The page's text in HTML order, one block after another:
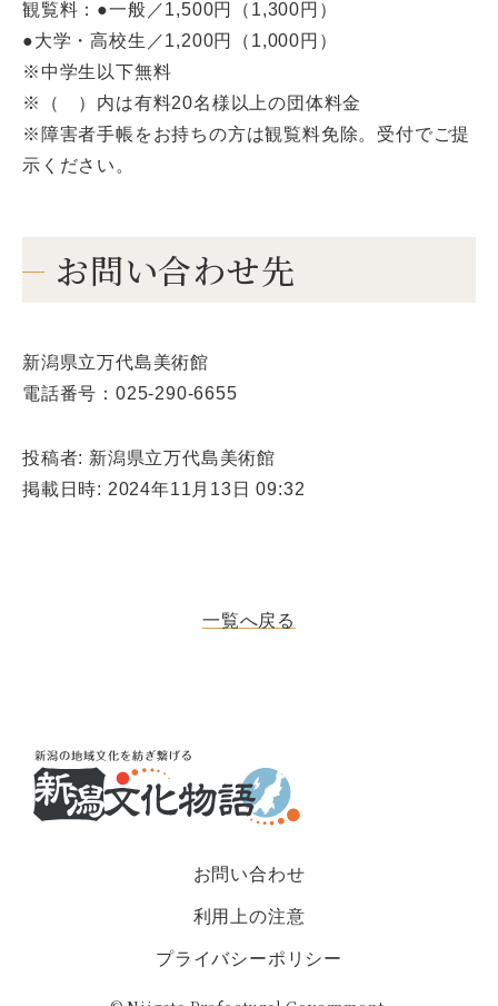
観覧料：●一般／1,500円（1,300円）
●大学・高校生／1,200円（1,000円）
※中学生以下無料
※（ ）内は有料20名様以上の団体料金
※障害者手帳をお持ちの方は観覧料免除。受付でご提
示ください。
お問い合わせ先
新潟県立万代島美術館
電話番号：025-290-6655
投稿者: 新潟県立万代島美術館
掲載日時: 2024年11月13日 09:32
一覧へ戻る
お問い合わせ
利用上の注意
プライバシーポリシー